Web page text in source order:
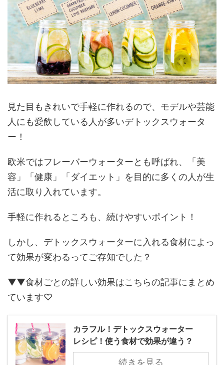
見た目もきれいで手軽に作れるので、モデルや芸能
人にも愛飲している人が多いデトックスウォータ
ー！
欧米ではフレーバーウォーターとも呼ばれ、「美
容」「健康」「ダイエット」を目的に多くの人が生
活に取り入れています。
手軽に作れるところも、続けやすいポイント！
しかし、デトックスウォーターに入れる食材によっ
て効果が変わるってご存知でした？
▼▼食材ごとの詳しい効果はこちらの記事にまとめ
ています♡
カラフル！デトックスウォーター
レシピ！使う食材で効果が違う？
続きを見る